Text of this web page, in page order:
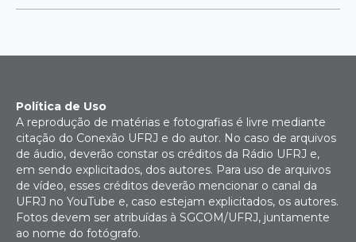
Política de Uso
A reprodução de matérias e fotografias é livre mediante
citação do Conexão UFRJ e do autor. No caso de arquivos
de áudio, deverão constar os créditos da Rádio UFRJ e,
em sendo explicitados, dos autores. Para uso de arquivos
de vídeo, esses créditos deverão mencionar o canal da
UFRJ no YouTube e, caso estejam explicitados, os autores.
Fotos devem ser atribuídas à SGCOM/UFRJ, juntamente
ao nome do fotógrafo.